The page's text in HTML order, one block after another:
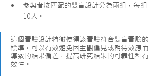
參與者按匹配的雙盲設計分為兩組，每組
10人。
這個實驗設計特徵使得該實驗符合雙盲實驗的
標準，可以有效避免因主觀偏見或期待效應而
導致的結果偏差，提高研究結果的可靠性和有
效性。